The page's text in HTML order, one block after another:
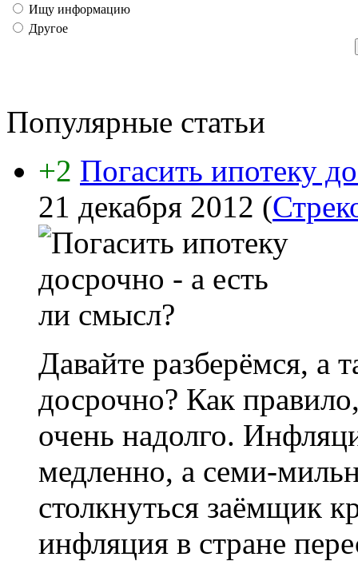
Ищу информацию
Другое
Популярные статьи
+2 Погасить ипотеку
21 декабря 2012 (
Давайте разберёмся, а
досрочно? Как
очень надолго.
медленно, а семи-
столкнуться заёмщик
инфляция в стране